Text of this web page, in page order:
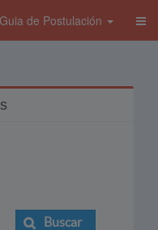
Guia de Postulación
Buscar